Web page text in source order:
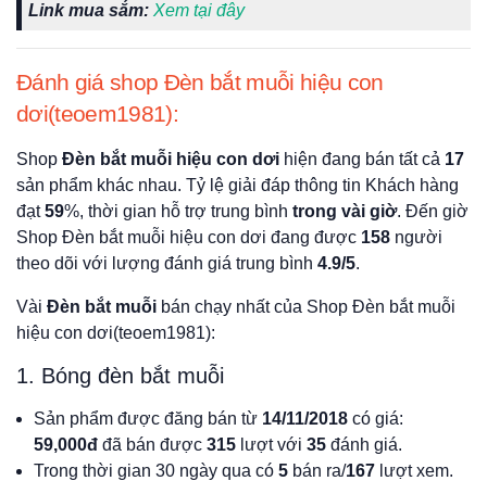
Link mua sắm: Xem tại đây
Đánh giá shop Đèn bắt muỗi hiệu con
dơi(teoem1981):
Shop Đèn bắt muỗi hiệu con dơi hiện đang bán tất cả 17
sản phẩm khác nhau. Tỷ lệ giải đáp thông tin Khách hàng
đạt59%, thời gian hỗ trợ trung bình trong vài giờ. Đến giờ
Shop Đèn bắt muỗi hiệu con dơi đang được 158 người
theo dõi với lượng đánh giá trung bình 4.9/5.
Vài Đèn bắt muỗi bán chạy nhất của Shop Đèn bắt muỗi
hiệu con dơi(teoem1981):
1. Bóng đèn bắt muỗi
Sản phẩm được đăng bán từ 14/11/2018 có giá:
59,000đ đã bán được 315 lượt với 35 đánh giá.
Trong thời gian 30 ngày qua có 5 bán ra/167 lượt xem.